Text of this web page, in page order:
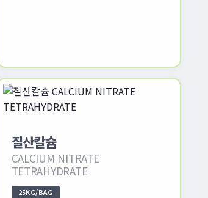
질산칼슘
CALCIUM NITRATE
TETRAHYDRATE
25KG/BAG